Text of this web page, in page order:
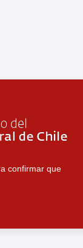
confirmar que